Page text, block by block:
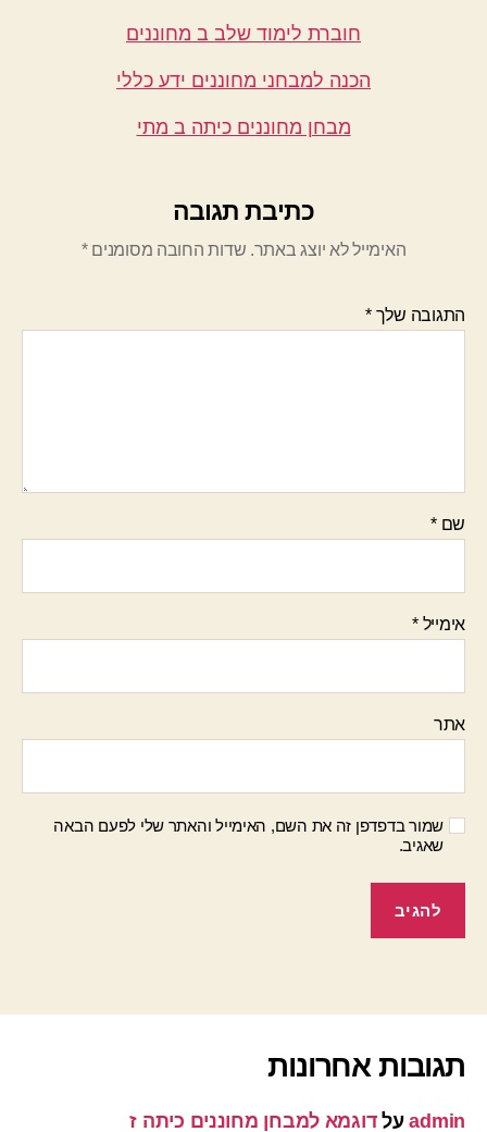
חוברת לימוד שלב ב מחוננים
הכנה למבחני מחוננים ידע כללי
מבחן מחוננים כיתה ב מתי
כתיבת תגובה
האימייל לא יוצג באתר. שדות החובה מסומנים*
התגובה שלך*
שם*
אימייל*
אתר
שמור בדפדפן זה את השם, האימייל והאתר שלי לפעם הבאה
שאגיב.
תגובות אחרונות
adminעלדוגמא למבחן מחוננים כיתה ז